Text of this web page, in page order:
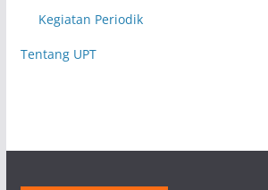
Kegiatan Periodik
Tentang UPT